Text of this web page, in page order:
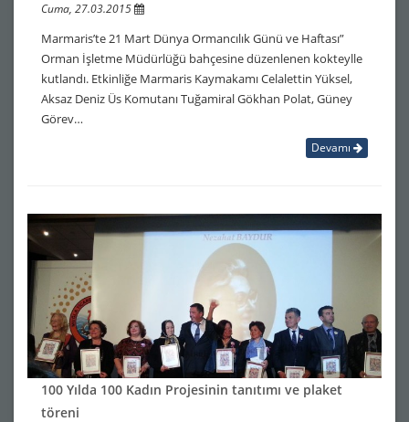
Cuma, 27.03.2015
Marmaris’te 21 Mart Dünya Ormancılık Günü ve Haftası”
Orman İşletme Müdürlüğü bahçesine düzenlenen kokteylle
kutlandı. Etkinliğe Marmaris Kaymakamı Celalettin Yüksel,
Aksaz Deniz Üs Komutanı Tuğamiral Gökhan Polat, Güney
Görev…
Devamı
100 Yılda 100 Kadın Projesinin tanıtımı ve plaket
töreni